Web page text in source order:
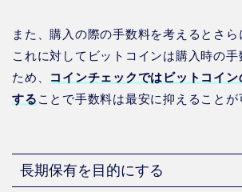
また、購入の際の手数料を考えるとさら
これに対してビットコインは購入時の手
ため、
コインチェックではビットコイ
する ことで手数料は最安に抑えることが
長期保有を目的にする